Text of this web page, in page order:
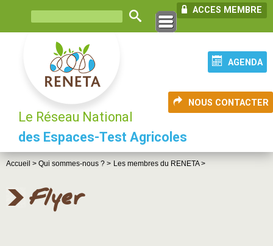
ACCES MEMBRE
AGENDA
NOUS CONTACTER
Le Réseau National
des Espaces-Test Agricoles
Accueil > Qui sommes-nous ? > Les membres du RENETA >
Flyer